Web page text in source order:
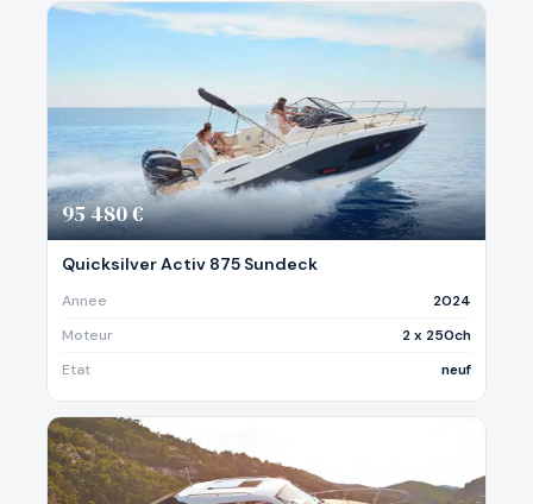
95 480 €
Quicksilver Activ 875 Sundeck
Annee
2024
Moteur
2 x 250ch
Etat
neuf